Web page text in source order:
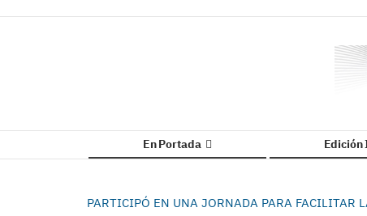
En Portada
PARTICIPÓ EN UNA JORNADA PARA FACILITAR